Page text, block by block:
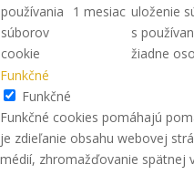
používania
súborov
cookie
1 mesiac uloženie
s
žiadne
Funkčné
Funkčné
Funkčné cookies pomáhajú
je zdieľanie obsahu webovej
médií, zhromažďovanie spätnej